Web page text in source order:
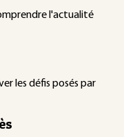
l'actualité
les défis posés par